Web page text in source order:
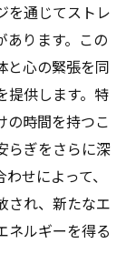
を通じてストレ
あります。この
と心の緊張を同
提供します。特
の時間を持つこ
らぎをさらに深
せによって、
され、新たなエ
ネルギーを得る